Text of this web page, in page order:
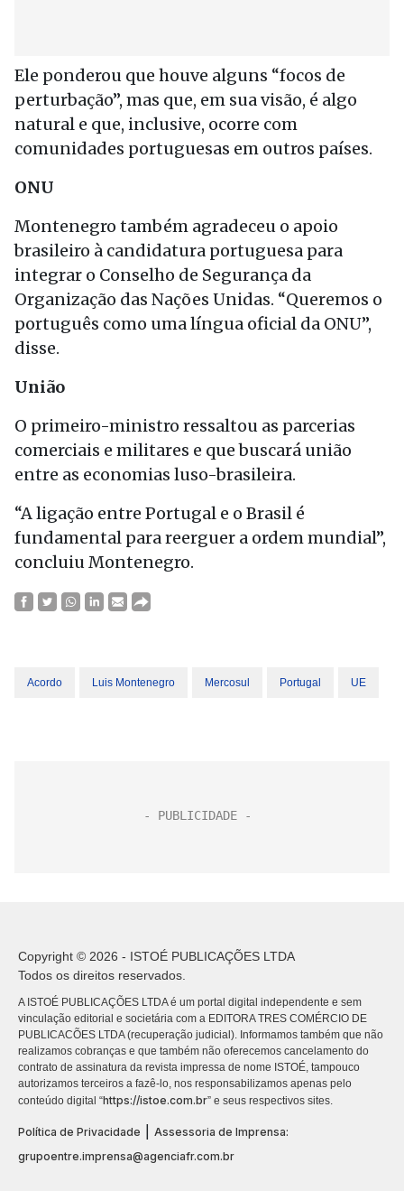
Ele ponderou que houve alguns “focos de
perturbação”, mas que, em sua visão, é algo
natural e que, inclusive, ocorre com
comunidades portuguesas em outros países.
ONU
Montenegro também agradeceu o apoio
brasileiro à candidatura portuguesa para
integrar o Conselho de Segurança da
Organização das Nações Unidas. “Queremos o
português como uma língua oficial da ONU”,
disse.
União
O primeiro-ministro ressaltou as parcerias
comerciais e militares e que buscará união
entre as economias luso-brasileira.
“A ligação entre Portugal e o Brasil é
fundamental para reerguer a ordem mundial”,
concluiu Montenegro.
Acordo Luis Montenegro Mercosul Portugal UE
Copyright © 2026 - ISTOÉ PUBLICAÇÕES LTDA
Todos os direitos reservados.
A ISTOÉ PUBLICAÇÕES LTDA é um portal digital independente e sem
vinculação editorial e societária com a EDITORA TRES COMÉRCIO DE
PUBLICACÕES LTDA (recuperação judicial). Informamos também que não
realizamos cobranças e que também não oferecemos cancelamento do
contrato de assinatura da revista impressa de nome ISTOÉ, tampouco
autorizamos terceiros a fazê-lo, nos responsabilizamos apenas pelo
conteúdo digital “https://istoe.com.br” e seus respectivos sites.
Política de Privacidade
Assessoria de Imprensa:
grupoentre.imprensa@agenciafr.com.br